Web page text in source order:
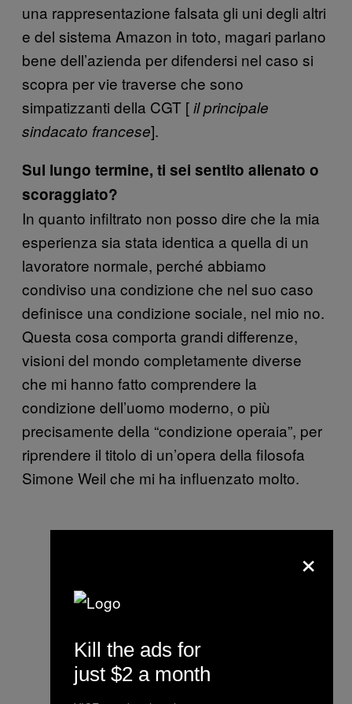
una rappresentazione falsata gli uni degli altri
e del sistema Amazon in toto, magari parlano
bene dell’azienda per difendersi nel caso si
scopra per vie traverse che sono
simpatizzanti della CGT [il principale
sindacato francese].
Sul lungo termine, ti sei sentito alienato o
scoraggiato?
In quanto infiltrato non posso dire che la mia
esperienza sia stata identica a quella di un
lavoratore normale, perché abbiamo
condiviso una condizione che nel suo caso
definisce una condizione sociale, nel mio no.
Questa cosa comporta grandi differenze,
visioni del mondo completamente diverse
che mi hanno fatto comprendere la
condizione dell’uomo moderno, o più
precisamente della “condizione operaia”, per
riprendere il titolo di un’opera della filosofa
Simone Weil che mi ha influenzato molto.
×
Kill the ads for
just $2 a month